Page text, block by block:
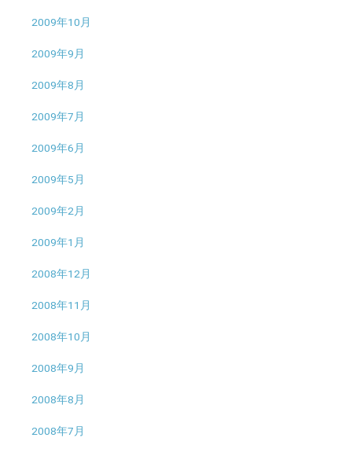
2009年10月
2009年9月
2009年8月
2009年7月
2009年6月
2009年5月
2009年2月
2009年1月
2008年12月
2008年11月
2008年10月
2008年9月
2008年8月
2008年7月